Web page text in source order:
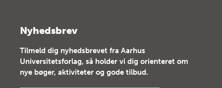
Nyhedsbrev
Tilmeld dig nyhedsbrevet fra Aarhus
Universitetsforlag, så holder vi dig orienteret om
nye bøger, aktiviteter og gode tilbud.